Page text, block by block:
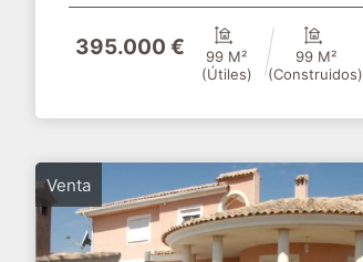
395.000 €
99 M²
(útiles)
99 M²
(construidos)
Venta